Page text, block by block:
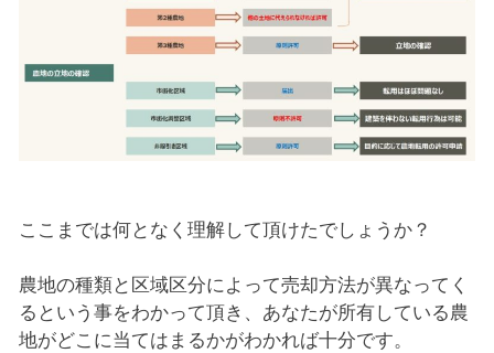
ここまでは何となく理解して頂けたでしょうか？
農地の種類と区域区分によって売却方法が異なってく
るという事をわかって頂き、あなたが所有している農
地がどこに当てはまるかがわかれば十分です。